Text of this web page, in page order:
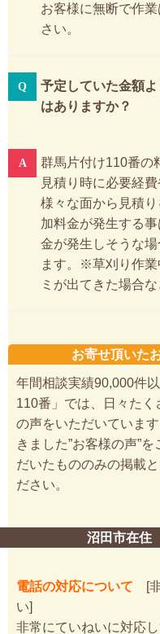
お客様に無断で作
さい。
予定していた金額
はありますか？
群馬片付け110番の
見積り時に必要経
様々な面から見積
加料金が発生する
金が発生しそうな
ます。※草刈り作
ミが出てきた場合な
お寄せ頂いた
年間相談実績90,000件
110番」では、日々た
の声をいただいていま
きました”お客様の声”
だいたもののみの掲載
ださい。
沼田市在住
電話の対応について [
い]
非常にていねいに対応